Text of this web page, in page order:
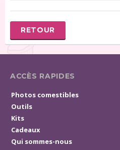
RETOUR
ACCÈS RAPIDES
Photos comestibles
Outils
Kits
Cadeaux
Qui sommes-nous